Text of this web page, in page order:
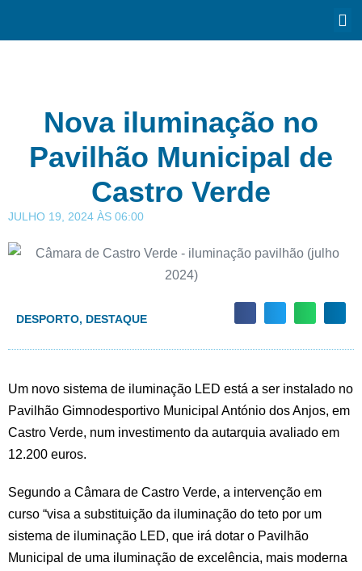
Nova iluminação no
Pavilhão Municipal de
Castro Verde
JULHO 19, 2024 ÀS 06:00
DESPORTO, DESTAQUE
Um novo sistema de iluminação LED está a ser instalado no
Pavilhão Gimnodesportivo Municipal António dos Anjos, em
Castro Verde, num investimento da autarquia avaliado em
12.200 euros.
Segundo a Câmara de Castro Verde, a intervenção em
curso “visa a substituição da iluminação do teto por um
sistema de iluminação LED, que irá dotar o Pavilhão
Municipal de uma iluminação de excelência, mais moderna